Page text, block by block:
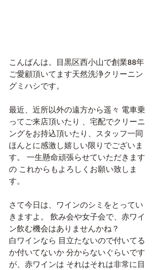
こんばんは。目黒区西小山で創業88年
ご愛顧頂いてます天然洗浄クリーニン
グミハシです。
最近、近所以外の遠方から遥々 電車乗
ってご来店頂いたり 、宅配でクリーニ
ングをお持込頂いたり、スタッフ一同
ほんとに感激し嬉しい限りでございま
す。 一生懸命頑張らせていただきます
の これからもよろしくお願い致しま
す。
さて今日は、ワインのシミをとってい
きますよ。 飲み会や女子会で、赤ワイ
ン飲む機会はありませんかね？
白ワインなら 目立たないので付いてる
か付いてないか 分からないぐらいです
が、赤ワインは それはそれは非常に目